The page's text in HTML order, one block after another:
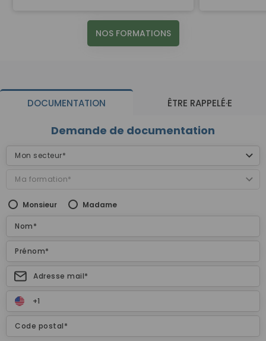
NOS FORMATIONS
DOCUMENTATION ÊTRE RAPPELÉ·E
Demande de documentation
Monsieur Madame